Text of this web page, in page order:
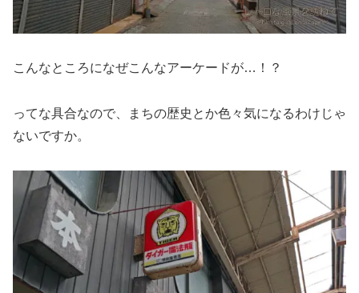
こんなところになぜこんなアーケードが…！？
ってな具合なので、まちの歴史とか色々気になるわけじゃ
ないですか。